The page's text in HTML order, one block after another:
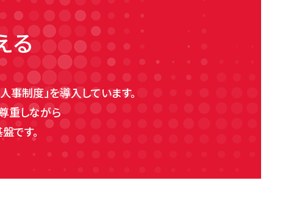
る
制度」を導入しています。
重しながら
です。